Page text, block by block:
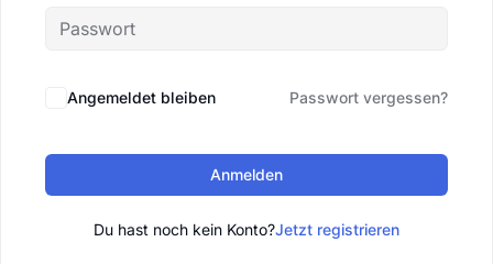
Angemeldet bleiben Passwort vergessen?
Anmelden
Du hast noch kein Konto?Jetzt registrieren